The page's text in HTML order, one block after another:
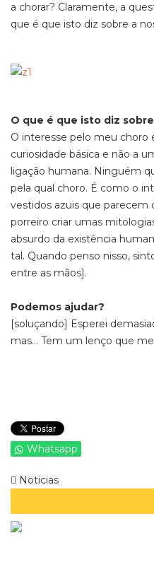
a chorar? Claramente, a
que é que isto diz sobre a
O que é que isto diz
O interesse pelo meu choro
curiosidade básica e não a
ligação humana. Ninguém
pela qual choro. É como o
vestidos azuis que parecem
porreiro criar umas
absurdo da existência
tal. Quando penso nisso,
entre as mãos].
Podemos ajudar?
[soluçando] Esperei
mas… Tem um lenço que me
Whatsapp
Noticias